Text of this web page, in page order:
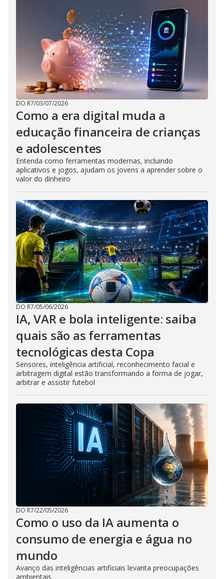
DO R7/03/07/2026
Como a era digital muda a
educação financeira de crianças
e adolescentes
Entenda como ferramentas modernas, incluindo
aplicativos e jogos, ajudam os jovens a aprender sobre o
valor do dinheiro
DO R7/05/06/2026
IA, VAR e bola inteligente: saiba
quais são as ferramentas
tecnológicas desta Copa
Sensores, inteligência artificial, reconhecimento facial e
arbitragem digital estão transformando a forma de jogar,
arbitrar e assistir futebol
DO R7/22/05/2026
Como o uso da IA aumenta o
consumo de energia e água no
mundo
Avanço das inteligências artificiais levanta preocupações
ambientais